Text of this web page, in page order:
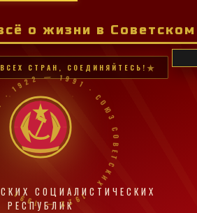
о жизни в
СТРАН, СОЕДИНЯЙТЕСЬ!
· СОЮЗ СОВЕТСКИХ · 1922 — 1991 ·
СОЦИАЛИСТИЧЕСКИХ
РЕСПУБЛИК